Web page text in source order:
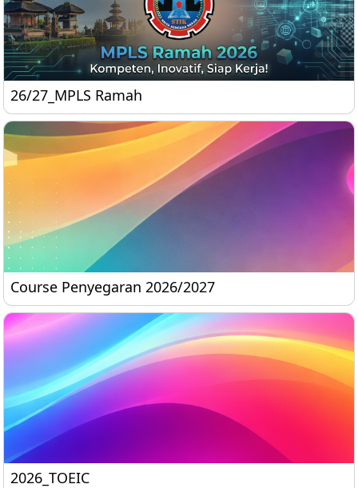
26/27_MPLS Ramah
26/27_MPLS Ramah
Course Penyegaran 2026/2027
Course Penyegaran 2026/2027
2026_TOEIC
2026_TOEIC